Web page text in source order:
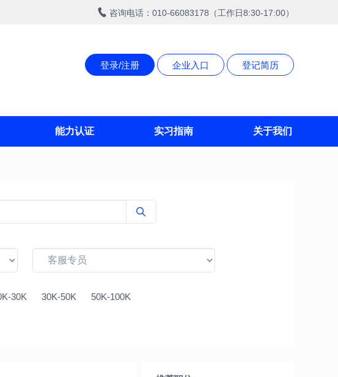
咨询电话：010-66083178（工作日8:30-17:00）
登录/注册 企业入口 登记简历
能力认证 实习指南 关于我们
30K 30K-50K 50K-100K